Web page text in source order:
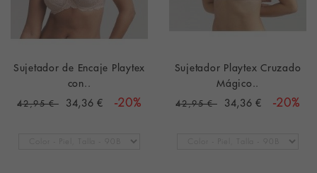
Sujetador de Encaje Playtex
con..
42,95 € 34,36 € -20%
Sujetador Playtex Cruzado
Mágico..
42,95 € 34,36 € -20%